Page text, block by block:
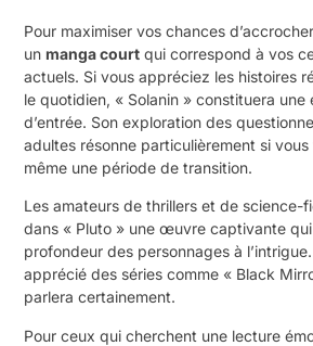
Pour maximiser vos chances
unmanga court qui correspond à vos
actuels. Si vous appréciez les histoires
le quotidien, « Solanin » constituera
d’entrée. Son exploration des
adultes résonne particulièrement si
même une période de transition.
Les amateurs de thrillers et de science-
dans « Pluto » une œuvre captivante
profondeur des personnages à
apprécié des séries comme « Black
parlera certainement.
Pour ceux qui cherchent une lecture